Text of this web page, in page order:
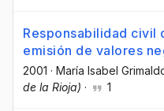
Responsabilidad
emisión de valores
2001 · María Isabel
de la Rioja) · 1